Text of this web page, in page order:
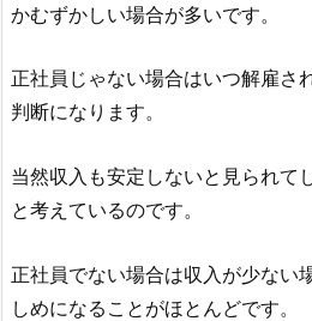
かむずかしい場合が多いです。
正社員じゃない場合はいつ解雇さ
判断になります。
当然収入も安定しないと見られて
と考えているのです。
正社員でない場合は収入が少ない
しめになることがほとんどです。